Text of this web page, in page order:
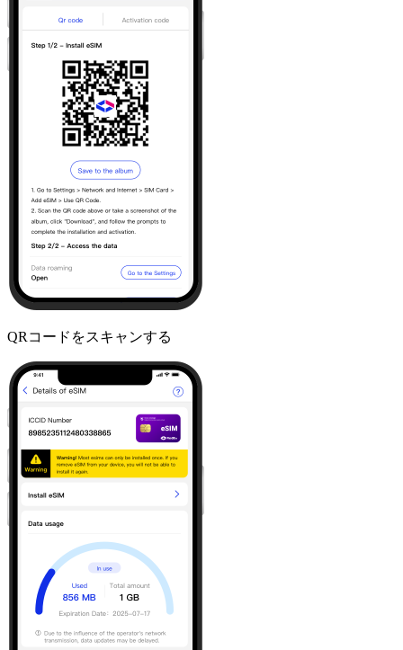
QRコードをスキャンする